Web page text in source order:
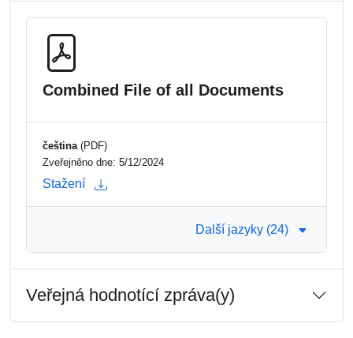
Combined File of all Documents
čeština(PDF)
Zveřejněno dne: 5/12/2024
Stažení
Další jazyky (24)
Veřejná hodnotící zpráva(y)